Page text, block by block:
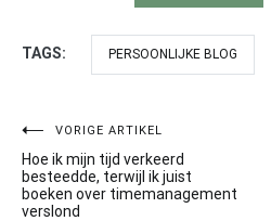
TAGS: PERSOONLIJKE BLOG
Bericht
navigatie
VORIGE ARTIKEL
Hoe ik mijn tijd verkeerd
besteedde, terwijl ik juist
boeken over timemanagement
verslond